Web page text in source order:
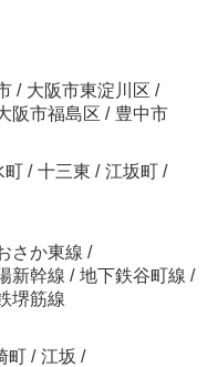
/ 大阪市東淀川区 /
阪市福島区 / 豊中市
町 / 十三東 / 江坂町 /
さか東線 /
新幹線 / 地下鉄谷町線 /
堺筋線
町 / 江坂 /